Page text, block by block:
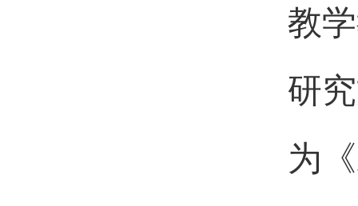
教
研
为